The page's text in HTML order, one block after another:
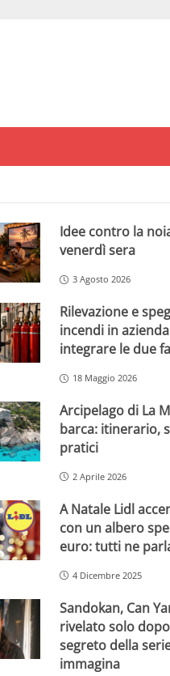
Idee contro la
venerdì sera
3 Agosto 2026
Rilevazione e
incendi in
integrare le due
18 Maggio 2026
Arcipelago di La
barca: itinerario,
pratici
2 Aprile 2026
A Natale Lidl
con un albero
euro: tutti ne
4 Dicembre 2025
Sandokan, Can
rivelato solo
segreto della
immagina